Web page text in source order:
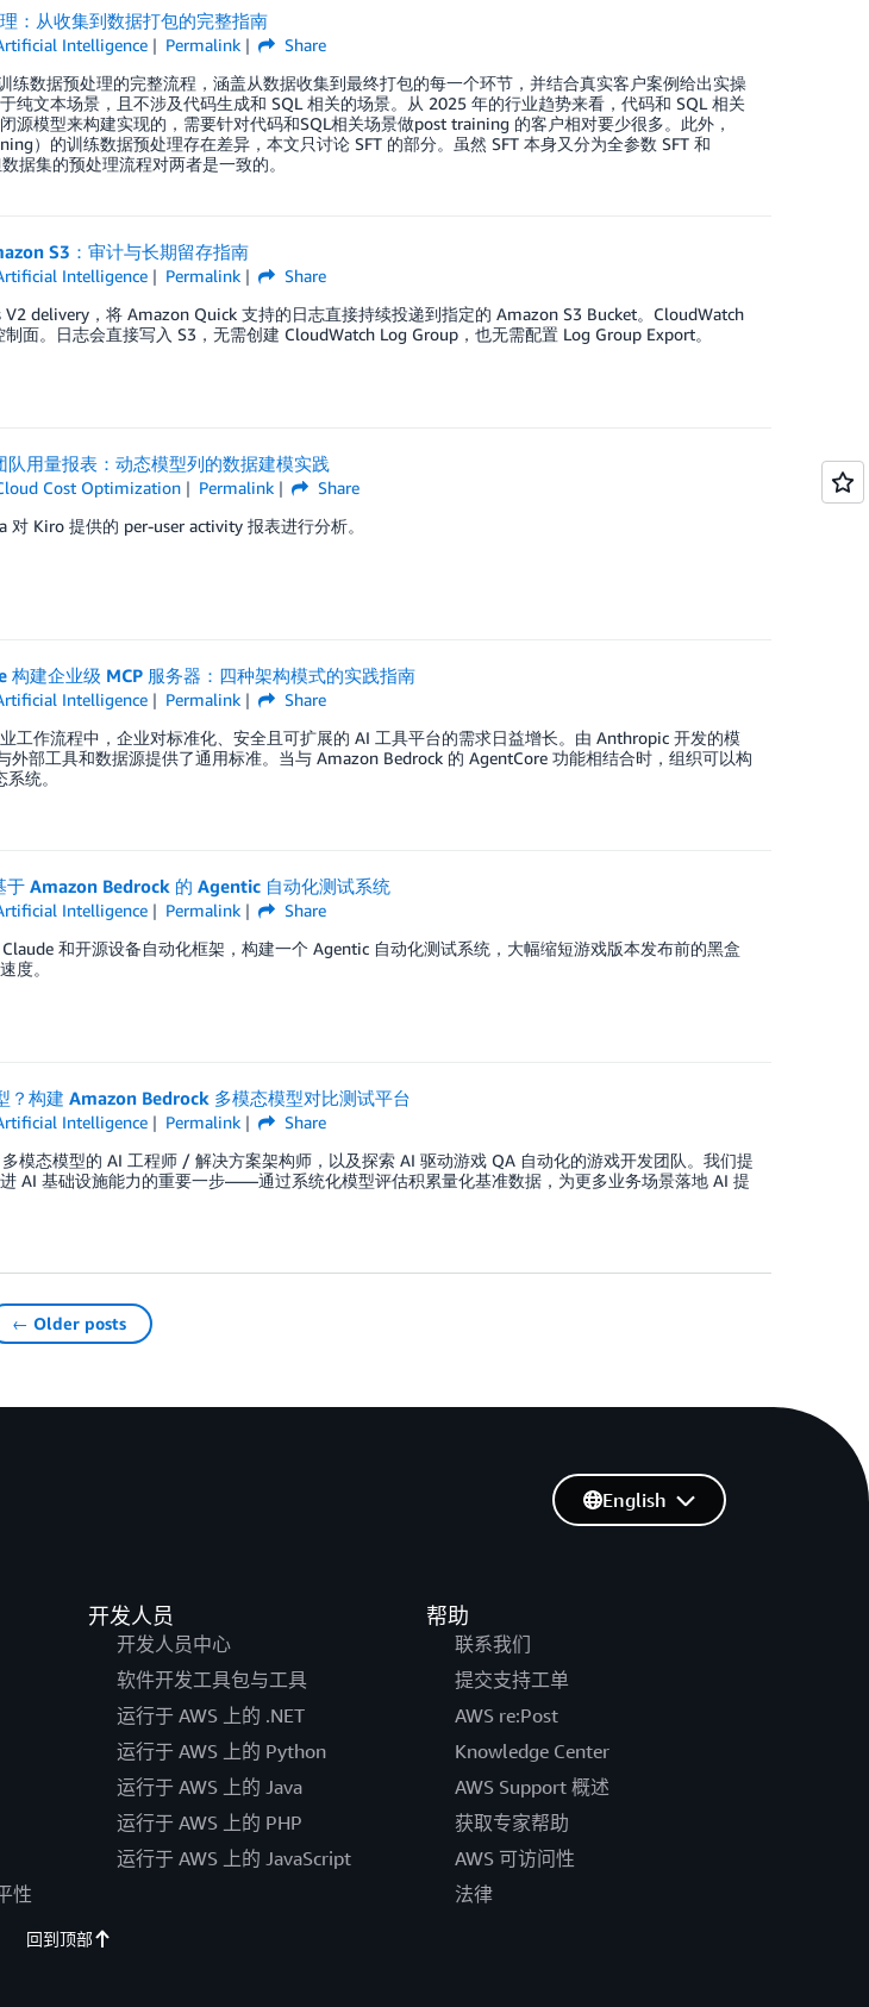
：从收集到数据打包的完整指南
Intelligence Permalink
Share
练数据预处理的完整流程，涵盖从数据收集到最终打包的每一个环节，并结合真实客户案例给出实操
纯文本场景，且不涉及代码生成和 SQL 相关的场景。从 2025 年的行业趋势来看，代码和 SQL 相关
源模型来构建实现的，需要针对代码和SQL相关场景做post training 的客户相对要少很多。此外，
）的训练数据预处理存在差异，本文只讨论 SFT 的部分。虽然 SFT 本身又分为全参数 SFT 和
据集的预处理流程对两者是一致的。
S3：审计与长期留存指南
Intelligence Permalink
Share
delivery，将 Amazon Quick 支持的日志直接持续投递到指定的 Amazon S3 Bucket。CloudWatch
面。日志会直接写入 S3，无需创建 CloudWatch Log Group，也无需配置 Log Group Export。
用量报表：动态模型列的数据建模实践
Cost Optimization Permalink
Share
Kiro 提供的 per-user activity 报表进行分析。
建企业级 MCP 服务器：四种架构模式的实践指南
Intelligence Permalink
Share
工作流程中，企业对标准化、安全且可扩展的 AI 工具平台的需求日益增长。由 Anthropic 开发的模
外部工具和数据源提供了通用标准。当与 Amazon Bedrock 的 AgentCore 功能相结合时，组织可以构
统。
Amazon Bedrock 的 Agentic 自动化测试系统
Intelligence Permalink
Share
和开源设备自动化框架，构建一个 Agentic 自动化测试系统，大幅缩短游戏版本发布前的黑盒
度。
？构建 Amazon Bedrock 多模态模型对比测试平台
Intelligence Permalink
Share
模态模型的 AI 工程师 / 解决方案架构师，以及探索 AI 驱动游戏 QA 自动化的游戏开发团队。我们提
AI 基础设施能力的重要一步——通过系统化模型评估积累量化基准数据，为更多业务场景落地 AI 提
← Older posts
性
开发人员
开发人员中心
软件开发工具包与工具
运行于 AWS 上的 .NET
运行于 AWS 上的 Python
运行于 AWS 上的 Java
运行于 AWS 上的 PHP
运行于 AWS 上的 JavaScript
帮助
联系我们
提交支持工单
AWS re:Post
Knowledge Center
AWS Support 概述
获取专家帮助
AWS 可访问性
法律
English
回到顶部